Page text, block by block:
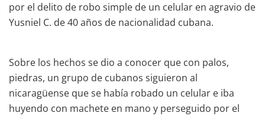
por el delito de robo simple de un celular en agravio de
Yusniel C. de 40 años de nacionalidad cubana.
Sobre los hechos se dio a conocer que con palos,
piedras, un grupo de cubanos siguieron al
nicaragüense que se había robado un celular e iba
huyendo con machete en mano y perseguido por el